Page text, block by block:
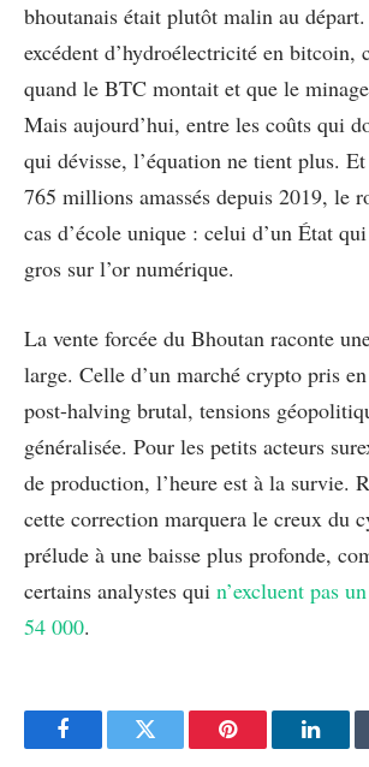
bhoutanais était plutôt malin au
excédent d’hydroélectricité en bitcoin,
quand le BTC montait et que le
Mais aujourd’hui, entre les coûts qui
qui dévisse, l’équation ne tient plus.
765 millions amassés depuis 2019, le
cas d’école unique : celui d’un État
gros sur l’or numérique.
La vente forcée du Bhoutan raconte
large. Celle d’un marché crypto pris
post-halving brutal, tensions
généralisée. Pour les petits acteurs
de production, l’heure est à la survie.
cette correction marquera le creux du
prélude à une baisse plus profonde,
certains analystes qui n’excluent pas
54 000.
FacebookTwitter Pinterest